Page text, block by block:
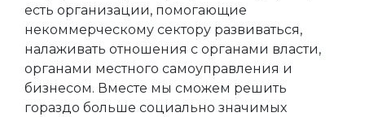
есть организации, помогающие
некоммерческому сектору развиваться,
налаживать отношения с органами власти,
органами местного самоуправления и
бизнесом. Вместе мы сможем решить
гораздо больше социально значимых